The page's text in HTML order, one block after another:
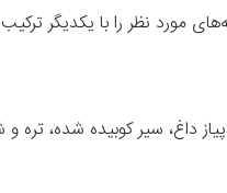
مورد نظر را با یکدیگر
داغ، سیر کوبیده شده، تره